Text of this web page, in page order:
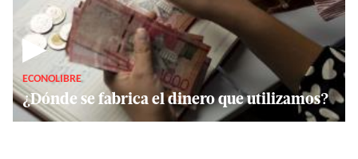
▶
ECONOLIBRE
¿Dónde se fabrica el dinero que utilizamos?